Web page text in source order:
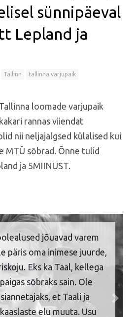
sünnipäeval
Lepland ja
Tallinn tallinna varjupaik
loomade varjupaik
rannas viiendat
nii neljajalgsed külalised kui
MTÜ sõbrad. Õnne tulid
ja 5MIINUST.
jõuavad varem
päris oma inimese juurde,
Eks ka Taal, kellega
sõbraks sain. Ole
et Taali ja
elu muuta. Usu
Next